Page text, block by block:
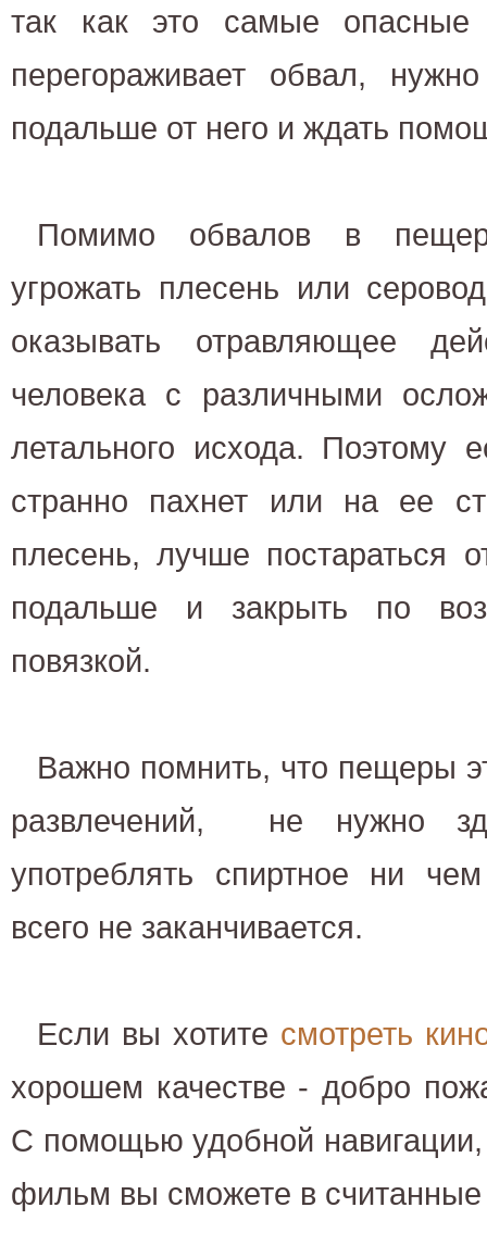
так как это самые
перегораживает обвал,
подальше от него и ждать
Помимо обвалов в
угрожать плесень или
оказывать отравляющее
человека с различными
летального исхода. Поэтому
странно пахнет или на ее
плесень, лучше постараться
подальше и закрыть по
повязкой.
Важно помнить, что пещеры
развлечений, не нужно
употреблять спиртное ни
всего не заканчивается.
Если вы хотите смотреть
хорошем качестве - добро
С помощью удобной
фильм вы сможете в